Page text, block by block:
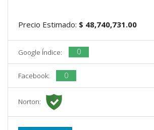
Precio Estimado: $ 48,740,731.00
Google Índice: 0
Facebook: 0
Norton: